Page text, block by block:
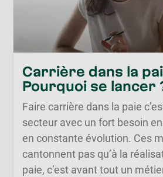
Carrière dans la
Pourquoi se lancer
Faire carrière dans la paie
secteur avec un fort besoin
en constante évolution. Ces
cantonnent pas qu’à la
paie, c’est avant tout un